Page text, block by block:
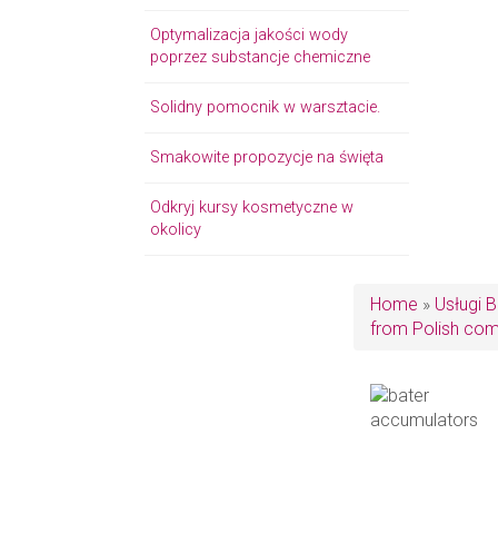
Optymalizacja jakości wody
poprzez substancje chemiczne
Solidny pomocnik w warsztacie.
Smakowite propozycje na święta
Odkryj kursy kosmetyczne w
okolicy
Home » Usługi
from Polish